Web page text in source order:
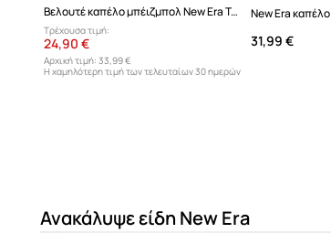
Βελουτέ καπέλο μπέιζμπολ New Era Tonal Check 940 Lakers
Τρέχουσα τιμή:
24,90 €
Αρχική τιμή: 33,99 €
Η χαμηλότερη τιμή των τελευταίων 30 ημερών
New Era καπέλο
31,99 €
Ανακάλυψε είδη New Era